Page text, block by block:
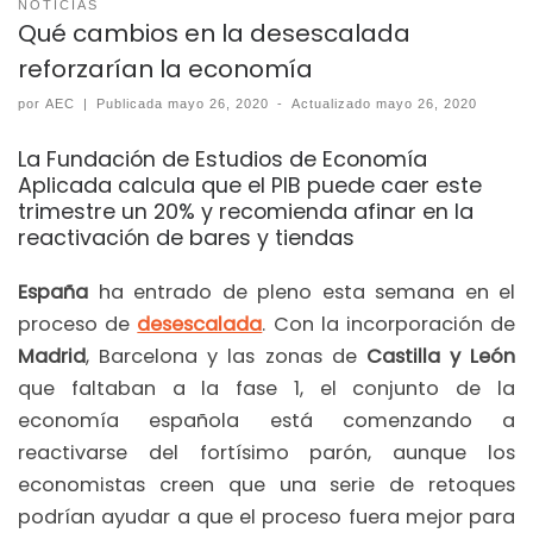
NOTICIAS
Qué cambios en la desescalada
reforzarían la economía
por AEC | Publicadamayo 26, 2020 - Actualizadomayo 26, 2020
La Fundación de Estudios de Economía
Aplicada calcula que el PIB puede caer este
trimestre un 20% y recomienda afinar en la
reactivación de bares y tiendas
España ha entrado de pleno esta semana en el
proceso de desescalada. Con la incorporación de
Madrid, Barcelona y las zonas de Castilla y León
que faltaban a la fase 1, el conjunto de la
economía española está comenzando a
reactivarse del fortísimo parón, aunque los
economistas creen que una serie de retoques
podrían ayudar a que el proceso fuera mejor para